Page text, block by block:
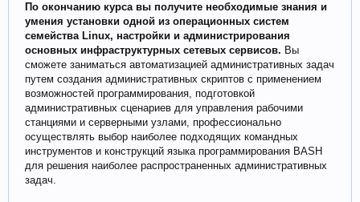
По окончанию курса вы получите необходимые знания и
умения установки одной из операционных систем
семейства Linux, настройки и администрирования
основных инфраструктурных сетевых сервисов. Вы
сможете заниматься автоматизацией административных задач
путем создания административных скриптов с применением
возможностей программирования, подготовкой
административных сценариев для управления рабочими
станциями и серверными узлами, профессионально
осуществлять выбор наиболее подходящих командных
инструментов и конструкций языка программирования BASH
для решения наиболее распространенных административных
задач.